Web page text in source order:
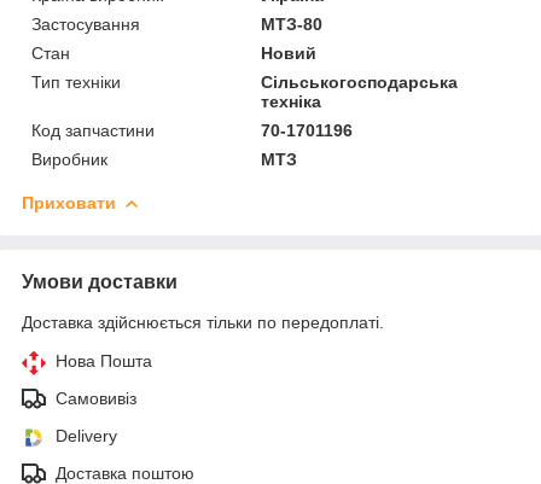
Застосування
МТЗ-80
Стан
Новий
Тип техніки
Сільськогосподарська
техніка
Код запчастини
70-1701196
Виробник
МТЗ
Приховати
Умови доставки
Доставка здійснюється тільки по передоплаті.
Нова Пошта
Самовивіз
Delivery
Доставка поштою